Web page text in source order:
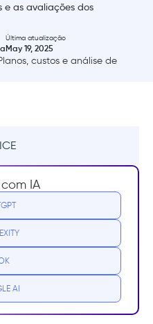
e as avaliações dos
Última atualização
May 19, 2025
usado?
o Appcues
IA
AI